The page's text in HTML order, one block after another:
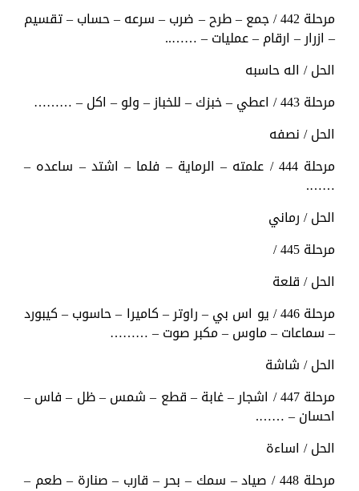
مرحلة 442 / جمع – طرح – ضرب – سرعه – حساب – تقسيم
– ازرار – ارقام – عمليات – ……..
الحل / اله حاسبه
مرحلة 443 / اعطي – خبزك – للخباز – ولو – اكل – ………
الحل / نصفه
مرحلة 444 / علمته – الرماية – فلما – اشتد – ساعده –
…….
الحل / رماني
مرحلة 445 /
الحل / قلعة
مرحلة 446 / يو اس بي – راوتر – كاميرا – حاسوب – كيبورد
– سماعات – ماوس – مكبر صوت – ………
الحل / شاشة
مرحلة 447 / اشجار – غابة – قطع – شمس – ظل – فاس –
احسان – …….
الحل / اساءة
مرحلة 448 / صياد – سمك – بحر – قارب – صنارة – طعم –